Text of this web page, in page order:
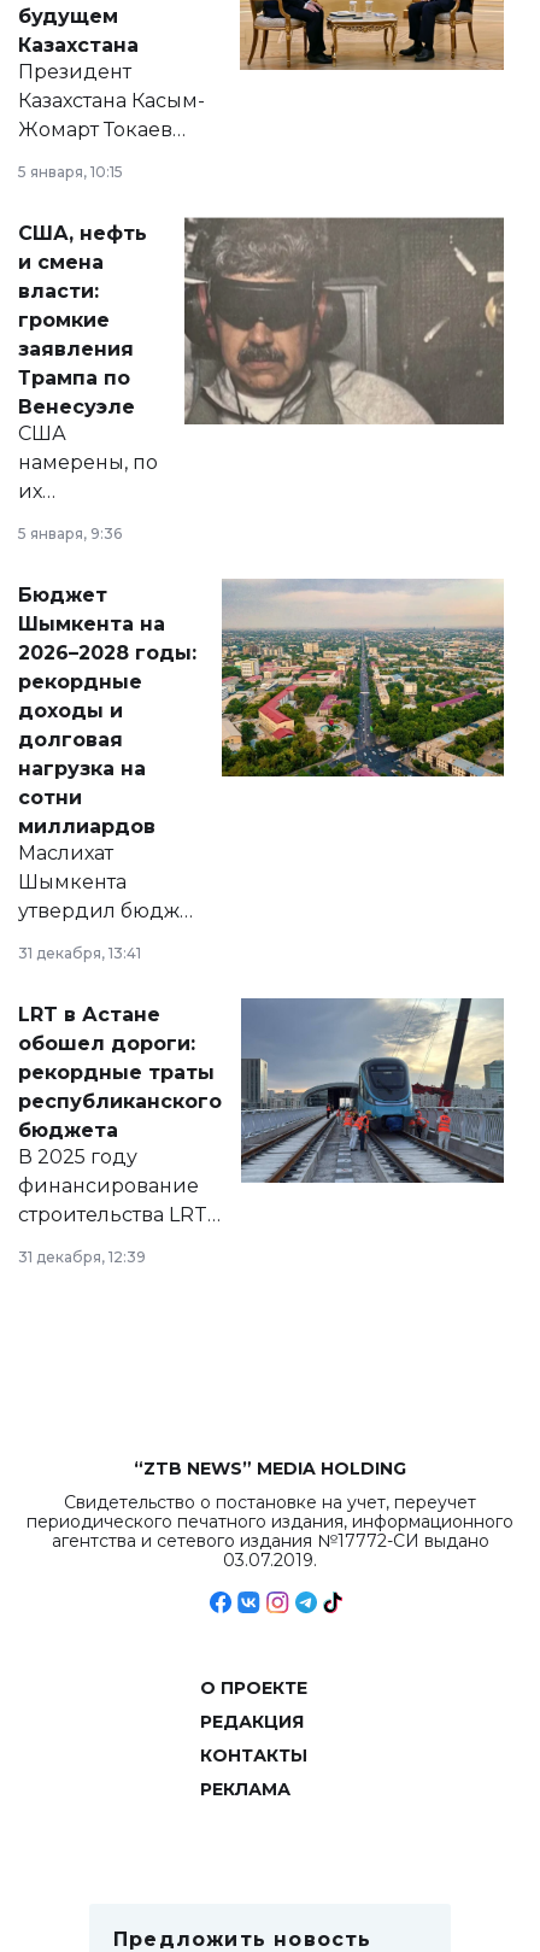
будущем
Казахстана
Президент
Казахстана Касым-
Жомарт Токаев
сразу несколько
актуальных тем —
от слухов о
политических
реформах до
вопросов армии,
экономики и
личного здоровья.
5 января, 10:15
США, нефть
и смена
власти:
громкие
заявления
Трампа по
Венесуэле
США
намерены, по
их
принести
народу
Венесуэлы.
5 января, 9:36
Бюджет
Шымкента на
2026–2028 годы:
рекордные
доходы и
долговая
нагрузка на
сотни
миллиардов
Маслихат
Шымкента
утвердил бюджет
города на 2026–
2028 годы.
документ
появился в базе
нормативных
правовых актов и
на сайте маслихат
города.
31 декабря, 13:41
LRT в Астане
обошел дороги:
рекордные траты
республиканского
бюджета
В 2025 году
финансирование
строительства LRT
в Астане из
республиканского
31 декабря, 12:39
“ZTB NEWS” MEDIA HOLDING
Свидетельство о постановке на учет, переучет
периодического печатного издания, информационного
агентства и сетевого издания №17772-СИ выдано
03.07.2019.
О ПРОЕКТЕ
РЕДАКЦИЯ
КОНТАКТЫ
РЕКЛАМА
Предложить новость